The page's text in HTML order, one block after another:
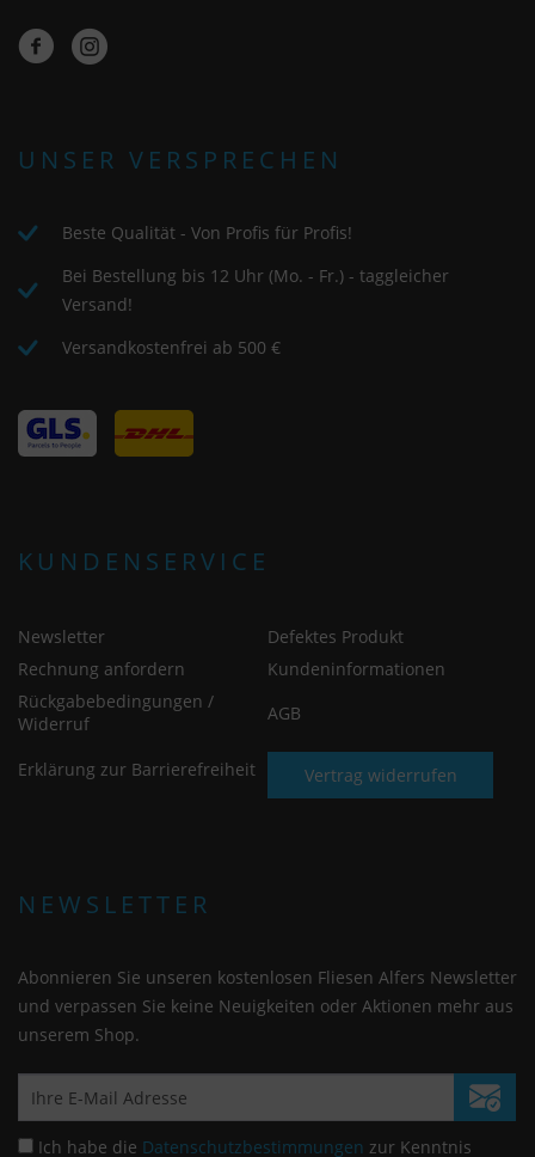
UNSER VERSPRECHEN
Beste Qualität - Von Profis für Profis!
Bei Bestellung bis 12 Uhr (Mo. - Fr.) - taggleicher
Versand!
Versandkostenfrei ab 500 €
KUNDENSERVICE
Newsletter
Defektes Produkt
Rechnung anfordern
Kundeninformationen
Rückgabebedingungen /
Widerruf
AGB
Erklärung zur Barrierefreiheit Vertrag widerrufen
NEWSLETTER
Abonnieren Sie unseren kostenlosen Fliesen Alfers Newsletter
und verpassen Sie keine Neuigkeiten oder Aktionen mehr aus
unserem Shop.
Ich habe die Datenschutzbestimmungen zur Kenntnis